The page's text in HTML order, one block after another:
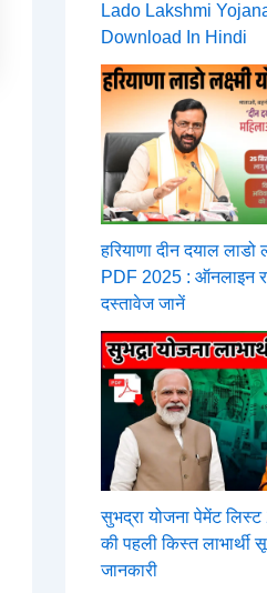
Lado Lakshmi
Download In Hindi
हरियाणा दीन दयाल लाडो
PDF 2025 : ऑनलाइन
दस्तावेज जानें
सुभद्रा योजना पेमेंट
की पहली किस्त
जानकारी